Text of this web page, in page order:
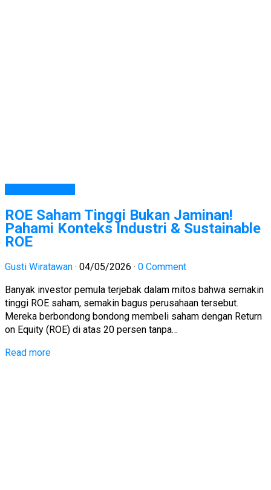
ROE Saham Tinggi Bukan Jaminan!
Pahami Konteks Industri & Sustainable
ROE
Gusti Wiratawan · 04/05/2026 · 0 Comment
Banyak investor pemula terjebak dalam mitos bahwa semakin
tinggi ROE saham, semakin bagus perusahaan tersebut.
Mereka berbondong bondong membeli saham dengan Return
on Equity (ROE) di atas 20 persen tanpa…
Read more